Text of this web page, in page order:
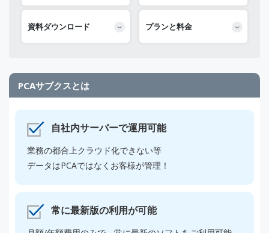
資料ダウンロード プランと料金
PCAサブクスとは
自社内サーバーで運用可能
業務の都合上クラウド化できない等
データはPCAではなくお客様が管理！
常に最新版の利用が可能